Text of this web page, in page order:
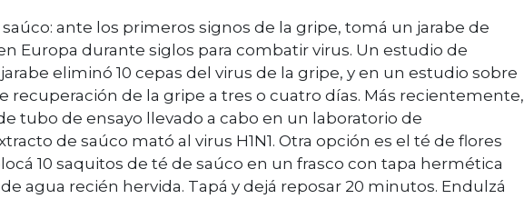
ante los primeros signos de la gripe, tomá un jarabe de
Europa durante siglos para combatir virus. Un estudio de
eliminó 10 cepas del virus de la gripe, y en un estudio sobre
recuperación de la gripe a tres o cuatro días. Más recientemente,
tubo de ensayo llevado a cabo en un laboratorio de
de saúco mató al virus H1N1. Otra opción es el té de flores
10 saquitos de té de saúco en un frasco con tapa hermética
agua recién hervida. Tapá y dejá reposar 20 minutos. Endulzá